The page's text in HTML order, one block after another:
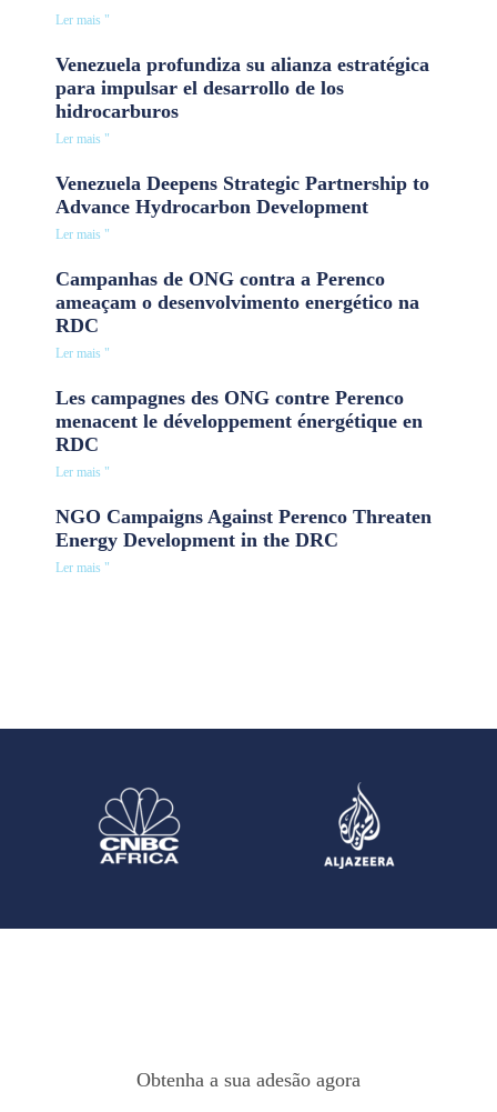
Ler mais "
Venezuela profundiza su alianza estratégica
para impulsar el desarrollo de los
hidrocarburos
Ler mais "
Venezuela Deepens Strategic Partnership to
Advance Hydrocarbon Development
Ler mais "
Campanhas de ONG contra a Perenco
ameaçam o desenvolvimento energético na
RDC
Ler mais "
Les campagnes des ONG contre Perenco
menacent le développement énergétique en
RDC
Ler mais "
NGO Campaigns Against Perenco Threaten
Energy Development in the DRC
Ler mais "
Obtenha a sua adesão agora